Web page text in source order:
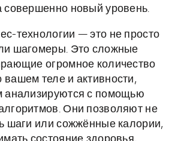
совершенно новый уровень.
технологии — это не просто
шагомеры. Это сложные
огромное количество
теле и активности,
анализируются с помощью
Они позволяют не
шаги или сожжённые калории,